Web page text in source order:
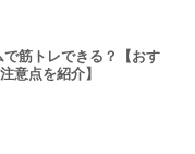
筋トレできる？【おす
意点を紹介】